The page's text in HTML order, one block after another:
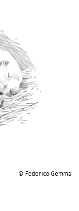
© Federico Gemma